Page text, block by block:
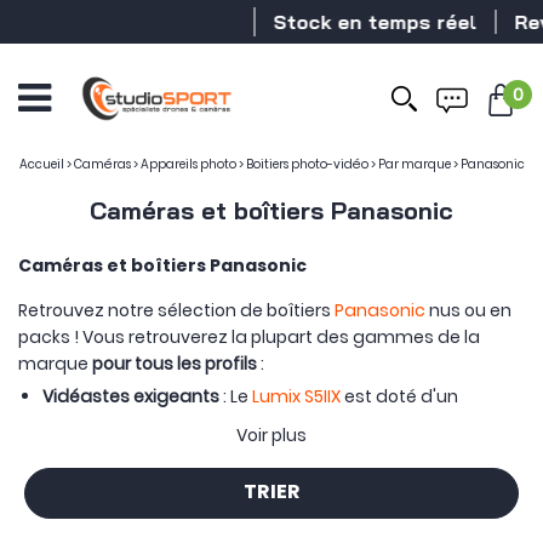
Stock en temps réel
0
Accueil >Caméras>Appareils photo> Boitiers photo-vidéo> Par marque> Panasonic
Caméras et boîtiers Panasonic
Caméras et boîtiers Panasonic
Retrouvez notre sélection de boîtiers Panasonic nus ou en
packs ! Vous retrouverez la plupart des gammes de la
marque pour tous les profils:
Vidéastes exigeants: Le Lumix S5IIXest doté d'un
nouveau système autofocus plus rapide et très fiable,
d’un nouvel algorithme Active I.S. un capteur 24MP, il est
capable d'enregistrer en ProRes 5.8K directement sur un
Voir plus
TRIER